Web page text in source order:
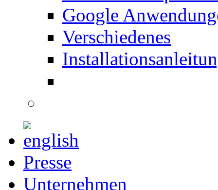
Google
Verschiedenes
Presse
Unternehmen